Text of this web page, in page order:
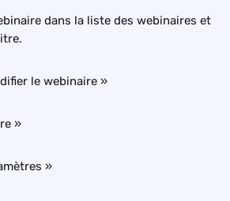
dans la liste des webinaires et
le webinaire »
»
»